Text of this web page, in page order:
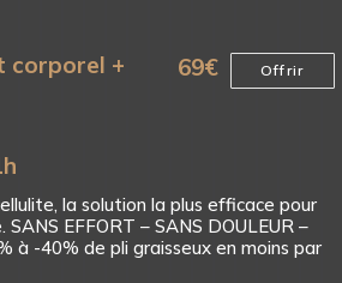
corporel +
69€ Offrir
la solution la plus efficace pour
EFFORT – SANS DOULEUR –
à -40% de pli graisseux en moins par